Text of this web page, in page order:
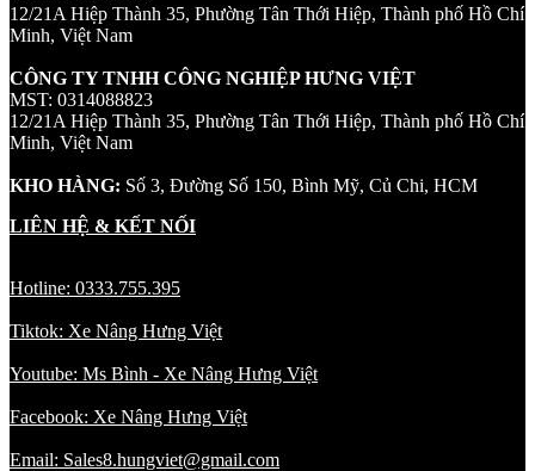
12/21A Hiệp Thành 35, Phường Tân Thới Hiệp, Thành phố Hồ Chí
Minh, Việt Nam
CÔNG TY TNHH CÔNG NGHIỆP HƯNG VIỆT
MST: 0314088823
12/21A Hiệp Thành 35, Phường Tân Thới Hiệp, Thành phố Hồ Chí
Minh, Việt Nam
KHO HÀNG: Số 3, Đường Số 150, Bình Mỹ, Củ Chi, HCM
LIÊN HỆ & KẾT NỐI
Hotline: 0333.755.395
Tiktok: Xe Nâng Hưng Việt
Youtube: Ms Bình - Xe Nâng Hưng Việt
Facebook: Xe Nâng Hưng Việt
Email: Sales8.hungviet@gmail.com